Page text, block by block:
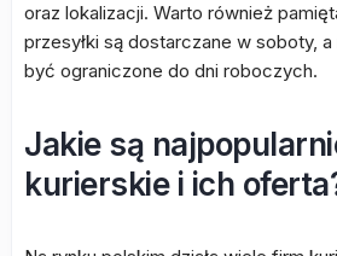
oraz lokalizacji. Warto również
przesyłki są dostarczane w soboty,
być ograniczone do dni roboczych.
Jakie są
kurierskie i ich